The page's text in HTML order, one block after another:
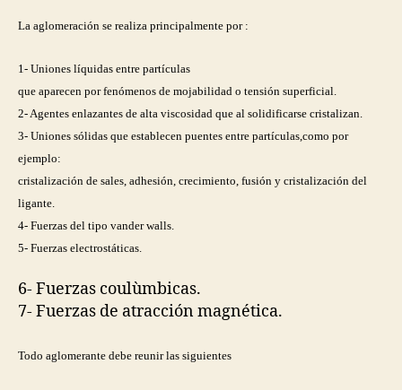
La aglomeración se realiza principalmente por :
1- Uniones líquidas entre partículas
que aparecen por fenómenos de mojabilidad o tensión superficial.
2- Agentes enlazantes de alta viscosidad que al solidificarse cristalizan.
3- Uniones sólidas que establecen puentes entre partículas,como por
ejemplo:
cristalización de sales, adhesión, crecimiento, fusión y cristalización del
ligante.
4- Fuerzas del tipo vander walls.
5- Fuerzas electrostáticas.
6- Fuerzas coulùmbicas.
7- Fuerzas de atracción magnética.
Todo aglomerante debe reunir las siguientes